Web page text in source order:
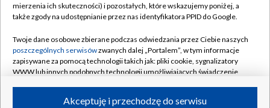
Naziemna Telewizja Cyfrowa
Rada Programowa
System NOS
Informacje o nadawcy
Pomoc
Kontakt
Kanały
mierzenia ich skuteczności) i pozostałych, które wskazujemy poniżej, a
także zgody na udostępnianie przez nas identyfikatora PPID do Google.
Twoje dane osobowe zbierane podczas odwiedzania przez Ciebie naszych
poszczególnych serwisówzwanych dalej „Portalem”, w tym informacje
zapisywane za pomocą technologii takich jak: pliki cookie, sygnalizatory
WWW lub innych podobnych technologii umożliwiających świadczenie
ruchu w Internecie.Akceptuję i przechodzę do serwisu